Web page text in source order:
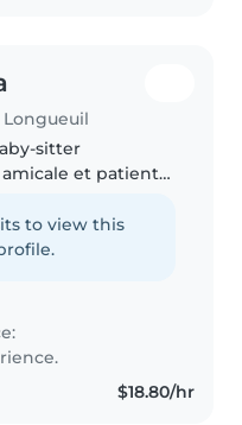
sitter
et patiente,
préscolaire. J'ai
en premiers
to view this
$18.80/hr